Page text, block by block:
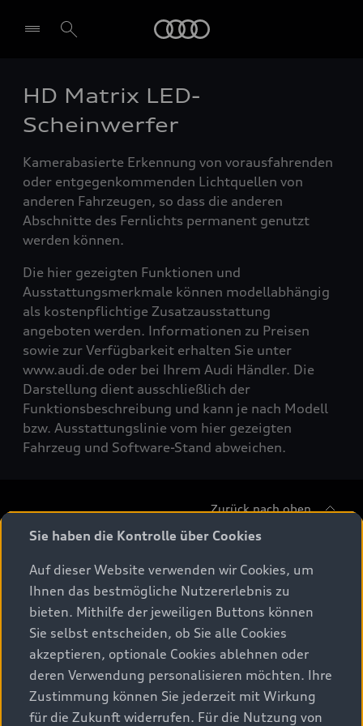
HD Matrix LED-
Scheinwerfer
Kamerabasierte Erkennung von vorausfahrenden
oder entgegenkommenden Lichtquellen von
anderen Fahrzeugen, so dass die anderen
Abschnitte des Fernlichts permanent genutzt
werden können.
Die hier gezeigten Funktionen und
Ausstattungsmerkmale können modellabhängig
als kostenpflichtige Zusatzausstattung
angeboten werden. Informationen zu Preisen
sowie zur Verfügbarkeit erhalten Sie unter
www.audi.de oder bei Ihrem Audi Händler. Die
Darstellung dient ausschließlich der
Funktionsbeschreibung und kann je nach Modell
bzw. Ausstattungslinie vom hier gezeigten
Fahrzeug und Software-Stand abweichen.
Zurück nach oben
Alle Modelle
Modelle vergleichen
Elektromodelle
Plug-in-Hybride
Beratung & Kauf
Aktuelle Angebote
Sofort verfügbare Neuwagen
Service & Zubehör
Audi Original Zubehör
Kundenbereich
Sie haben die Kontrolle über Cookies
Auf dieser Website verwenden wir Cookies, um
Ihnen das bestmögliche Nutzererlebnis zu
bieten. Mithilfe der jeweiligen Buttons können
Sie selbst entscheiden, ob Sie alle Cookies
akzeptieren, optionale Cookies ablehnen oder
deren Verwendung personalisieren möchten. Ihre
Zustimmung können Sie jederzeit mit Wirkung
für die Zukunft widerrufen. Für die Nutzung von